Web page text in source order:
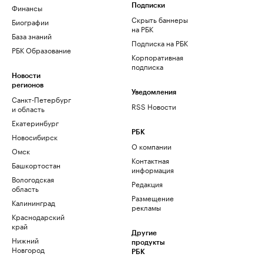
Финансы
Биографии
База знаний
РБК Образование
Новости
регионов
Санкт-Петербург
и область
Екатеринбург
Новосибирск
Омск
Башкортостан
Вологодская
область
Калининград
Краснодарский
край
Нижний
Новгород
Подписки
Скрыть баннеры
на РБК
Подписка на РБК
Корпоративная
подписка
Уведомления
RSS Новости
РБК
О компании
Контактная
информация
Редакция
Размещение
рекламы
Другие
продукты
РБК